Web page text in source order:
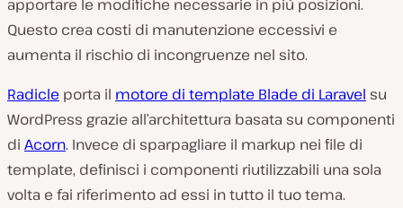
apportare le modifiche necessarie in più posizioni.
Questo crea costi di manutenzione eccessivi e
aumenta il rischio di incongruenze nel sito.
Radicle porta il motore di template Blade di Laravel su
WordPress grazie all’architettura basata su componenti
di Acorn. Invece di sparpagliare il markup nei file di
template, definisci i componenti riutilizzabili una sola
volta e fai riferimento ad essi in tutto il tuo tema.